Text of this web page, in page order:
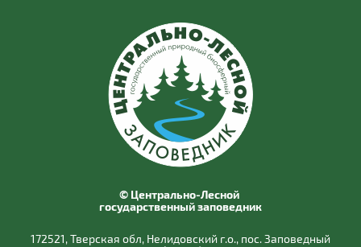
© Центрально-Лесной
государственный заповедник
172521, Тверская обл, Нелидовский г.о., пос. Заповедный